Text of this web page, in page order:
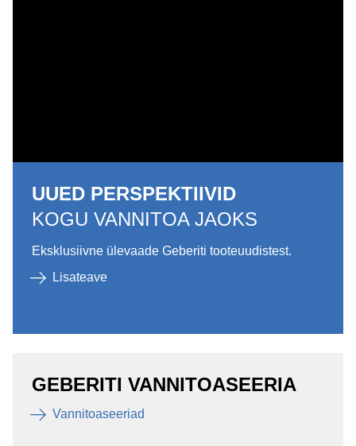
UUED PERSPEKTIIVID
KOGU VANNITOA JAOKS
Eksklusiivne ülevaade Geberiti tooteuudistest.
Lisateave
GEBERITI VANNITOASEERIA
Vannitoaseeriad